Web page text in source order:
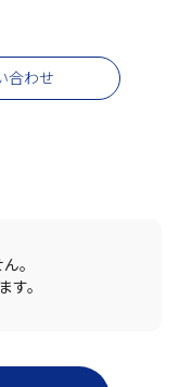
合わせ
。
す。